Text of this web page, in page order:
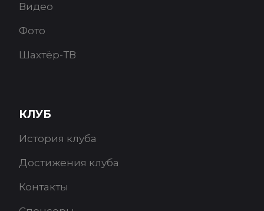
Видео
Фото
Шахтёр-ТВ
КЛУБ
История клуба
Достижения клуба
Контакты